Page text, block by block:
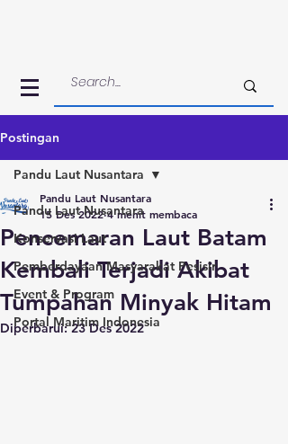
Postingan
Pandu Laut Nusantara
Konservasi Laut
Pemberdayaan Masyarakat Pesisir
Event & Program
Portal Maritim Indonesia
Pandu Laut Nusantara
Pencemaran Laut Batam
Kembali Terjadi Akibat
Tumpahan Minyak Hitam
Pandu Laut Nusantara
15 Des 2022 4 menit membaca
Diperbarui:23 Des 2022